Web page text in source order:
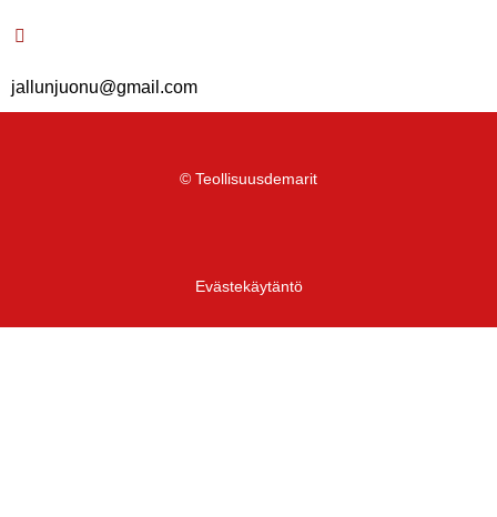
jallunjuonu@gmail.com
© Teollisuusdemarit
Evästekäytäntö